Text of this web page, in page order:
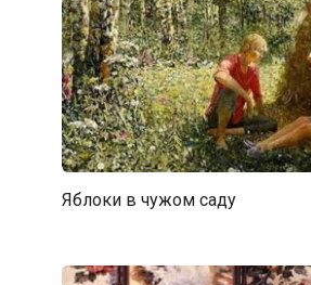
Яблоки в чужом саду